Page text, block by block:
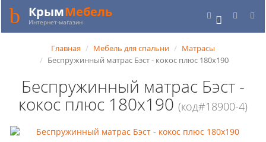
0
КрымМебель
Интернет-магазин
Главная Мебель для спальни
Матрасы
Беспружинный матрас Бэст - кокос плюс 180x190
Беспружинный матрас Бэст -
кокос плюс 180x190 (код#18900-4)